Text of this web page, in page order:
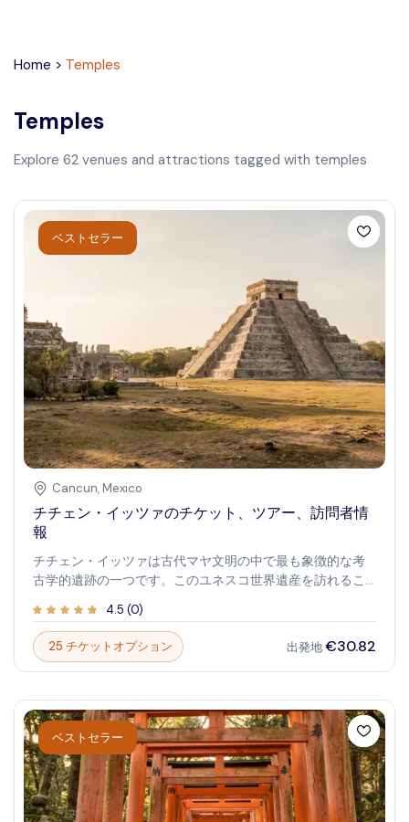
Home > Temples
Temples
Explore 62 venues and attractions tagged with temples
ベストセラー
Cancun, Mexico
チチェン・イッツァのチケット、ツアー、訪問者情
報
チチェン・イッツァは古代マヤ文明の中で最も象徴的な考
古学的遺跡の一つです。このユネスコ世界遺産を訪れるこ
とができます。サイトは見事なピラミッド、神聖なセノー
テ、複雑な彫刻で知られ、過ぎ去った時代の物語を語って
います。チチェン・イッツァの探索は単なる観光を超え、
歴史と謎の旅です。古代の遺跡を歩き、高くそびえる建造
大さを想像してください。歴史愛好家や好奇心旺盛な旅行
者にとって、印象に残る冒険と美の体験を約束します。
4.5 (0)
25 チケットオプション 出発地€30.82
ベストセラー